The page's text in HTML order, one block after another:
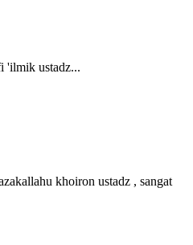
'ilmik ustadz...
khoiron ustadz , sangat